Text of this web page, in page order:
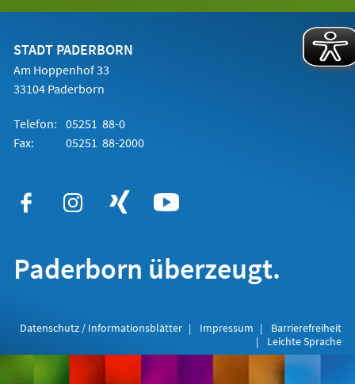
einem
STADT PADERBORN
Am Hoppenhof 33
33104 Paderborn
Telefon: 05251 88-0
Fax:
05251 88-2000
Paderborn überzeugt.
Datenschutz / Informationsblätter Impressum
Barrierefreiheit
Leichte Sprache